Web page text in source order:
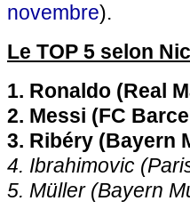
novembre).
Le TOP 5 selon
1. Ronaldo (Real
2. Messi (FC
3. Ribéry (Bayern
4. Ibrahimovic (
5. Müller (Bayern